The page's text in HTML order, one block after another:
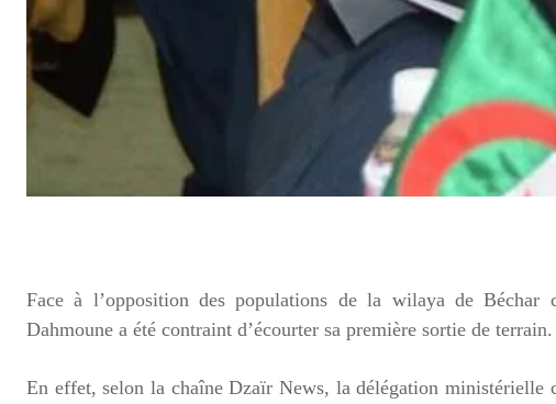
Face à l’opposition des populations de la wilaya de Béchar
Dahmoune a été contraint d’écourter sa première sortie de terrain.
En effet, selon la chaîne Dzaïr News, la délégation ministérielle